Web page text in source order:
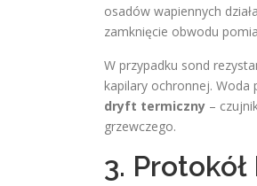
osadów wapiennych
zamknięcie obwodu
W przypadku sond
kapilary ochronnej.
dryft termiczny –
grzewczego.
3.